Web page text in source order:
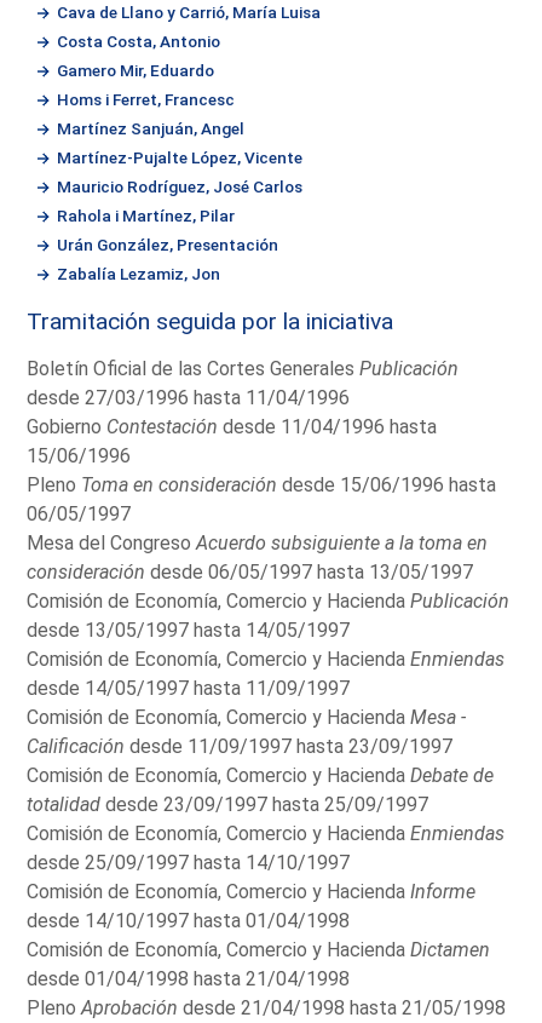
Cava de Llano y Carrió, María Luisa
Costa Costa, Antonio
Gamero Mir, Eduardo
Homs i Ferret, Francesc
Martínez Sanjuán, Angel
Martínez-Pujalte López, Vicente
Mauricio Rodríguez, José Carlos
Rahola i Martínez, Pilar
Urán González, Presentación
Zabalía Lezamiz, Jon
Tramitación seguida por la iniciativa
Boletín Oficial de las Cortes GeneralesPublicación
desde 27/03/1996 hasta 11/04/1996
Gobierno Contestación desde 11/04/1996 hasta
15/06/1996
Pleno Toma en consideración desde 15/06/1996 hasta
06/05/1997
Mesa del CongresoAcuerdo subsiguiente a la toma en
consideración desde 06/05/1997 hasta 13/05/1997
Comisión de Economía, Comercio y HaciendaPublicación
desde 13/05/1997 hasta 14/05/1997
Comisión de Economía, Comercio y HaciendaEnmiendas
desde 14/05/1997 hasta 11/09/1997
Comisión de Economía, Comercio y HaciendaMesa -
Calificación desde 11/09/1997 hasta 23/09/1997
Comisión de Economía, Comercio y HaciendaDebate de
totalidad desde 23/09/1997 hasta 25/09/1997
Comisión de Economía, Comercio y HaciendaEnmiendas
desde 25/09/1997 hasta 14/10/1997
Comisión de Economía, Comercio y HaciendaInforme
desde 14/10/1997 hasta 01/04/1998
Comisión de Economía, Comercio y HaciendaDictamen
desde 01/04/1998 hasta 21/04/1998
PlenoAprobación desde 21/04/1998 hasta 21/05/1998